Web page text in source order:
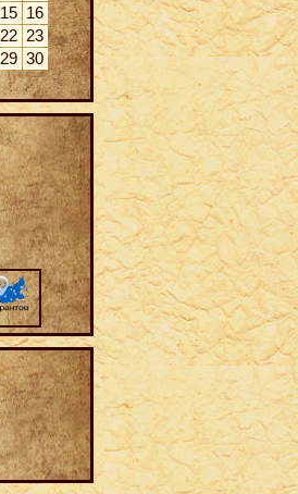
15 16
22 23
29 30